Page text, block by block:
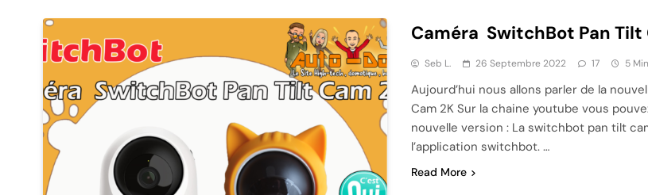
Caméra SwitchBot Pan
Seb L. 26 Septembre 2022 17 5
Aujourd’hui nous allons parler de la
Cam 2K Sur la chaine youtube vous
nouvelle version : La switchbot pan tilt
l’application switchbot. …
Read More